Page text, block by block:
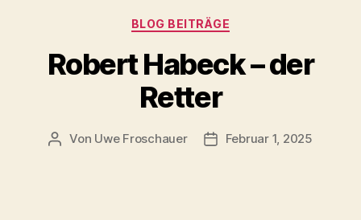
Kategorien
BLOG BEITRÄGE
Robert Habeck – der
Retter
Beitragsautor
Von Uwe Froschauer Beitragsdatum
Februar 1, 2025